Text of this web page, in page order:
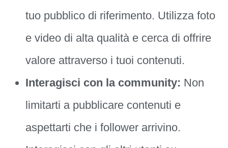
tuo pubblico di riferimento. Utilizza foto
e video di alta qualità e cerca di offrire
valore attraverso i tuoi contenuti.
Interagisci con la community: Non
limitarti a pubblicare contenuti e
aspettarti che i follower arrivino.